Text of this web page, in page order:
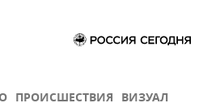
ПРОИСШЕСТВИЯ ВИЗУАЛ